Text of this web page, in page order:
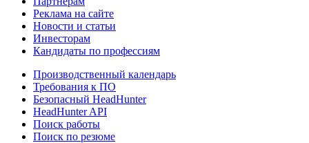
Реклама на сайте
Новости и статьи
Инвесторам
Кандидаты по профессиям
Производственный календарь
Требования к ПО
Безопасный HeadHunter
HeadHunter API
Поиск работы
Поиск по резюме